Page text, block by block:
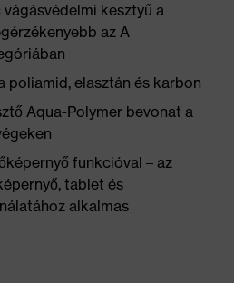
kesztyű a
az A
poliamid, elasztán és karbon
Aqua-Polymer bevonat a
funkcióval – az
tablet és
alkalmas